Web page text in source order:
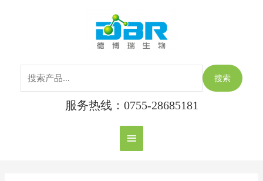
主
菜
单
搜索
服务热线：0755-28685181